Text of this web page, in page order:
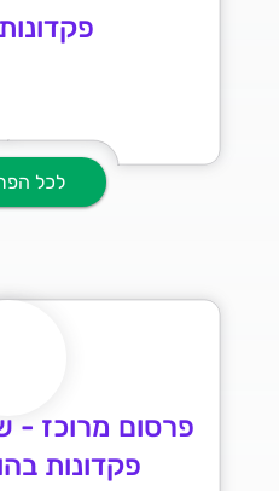
לכל
פרסום מרוכז -
פקדונות